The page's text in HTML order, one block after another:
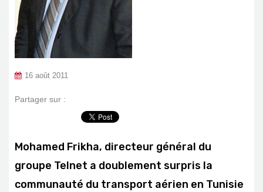
16 août 2011
Partager sur :
Mohamed Frikha, directeur général du
groupe Telnet a doublement surpris la
communauté du transport aérien en Tunisie